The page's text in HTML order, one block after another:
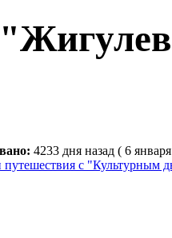
4233 дня назад ( 6
с "Культурным